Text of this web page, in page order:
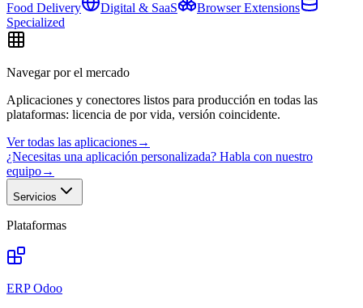
Food Delivery
Digital & SaaS
Browser Extensions
Specialized
Navegar por el mercado
Aplicaciones y conectores listos para producción en todas las
plataformas: licencia de por vida, versión coincidente.
Ver todas las aplicaciones→
¿Necesitas una aplicación personalizada? Habla con nuestro
equipo→
Servicios
Plataformas
ERP Odoo